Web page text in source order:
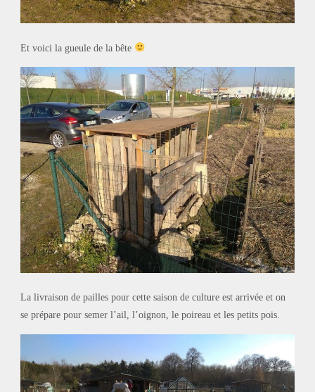
Et voici la gueule de la bête
La livraison de pailles pour cette saison de culture est arrivée et on
se prépare pour semer l’ail, l’oignon, le poireau et les petits pois.